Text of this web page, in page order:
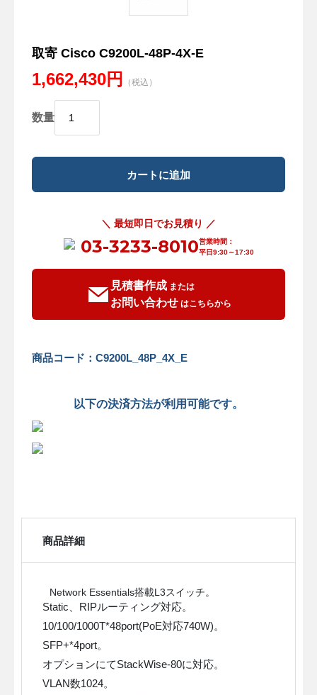
取寄 Cisco C9200L-48P-4X-E
1,662,430円 （税込）
数量
＼ 最短即日でお見積り ／
03-3233-8010営業時間：
平日9:30～17:30
見積書作成または
お問い合わせはこちらから
商品コード：C9200L_48P_4X_E
以下の決済方法が利用可能です。
商品詳細
Network Essentials搭載L3スイッチ。
Static、RIPルーティング対応。
10/100/1000T*48port(PoE対応740W)。
SFP+*4port。
オプションにてStackWise-80に対応。
VLAN数1024。